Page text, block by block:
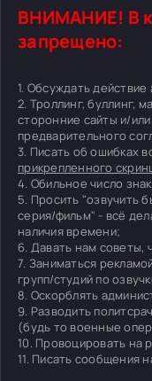
ВНИМАНИЕ! В
запрещено:
1. Обсуждать
2. Троллинг, буллинг,
сторонние сайты и/
предварительного
3. Писать об ошибках
прикрепленного
4. Обильное число
5. Просить "озвучить
серия/фильм" - всё
наличия времени;
6. Давать нам советы,
7. Заниматься
групп/студий по
8. Оскорблять
9. Разводить
(будь то военные
10. Провоцировать на
11. Писать сообщения